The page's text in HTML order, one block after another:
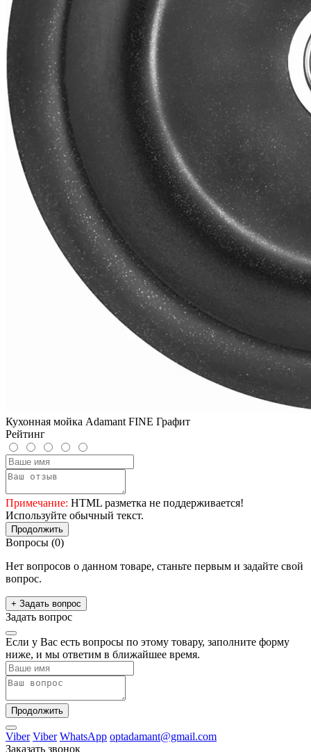
Кухонная мойка Adamant FINE Графит
Рейтинг
Примечание: HTML разметка не поддерживается!
Используйте обычный текст.
Продолжить
Вопросы (0)
Нет вопросов о данном товаре, станьте первым и задайте свой
вопрос.
+ Задать вопрос
Задать вопрос
Если у Вас есть вопросы по этому товару, заполните форму
ниже, и мы ответим в ближайшее время.
Продолжить
Viber Viber WhatsApp optadamant@gmail.com
Заказать звонок